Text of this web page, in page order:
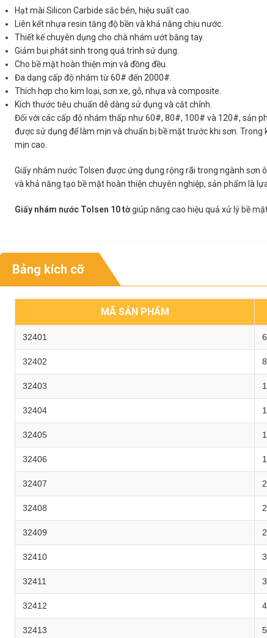
Hạt mài Silicon Carbide sắc bén, hiệu suất cao.
Liên kết nhựa resin tăng độ bền và khả năng chịu nước.
Thiết kế chuyên dụng cho chà nhám ướt bằng tay.
Giảm bụi phát sinh trong quá trình sử dụng.
Cho bề mặt hoàn thiện mịn và đồng đều.
Đa dạng cấp độ nhám từ 60# đến 2000#.
Thích hợp cho kim loại, sơn xe, gỗ, nhựa và composite.
Kích thước tiêu chuẩn dễ dàng sử dụng và cắt chỉnh.
Đối với các cấp độ nhám thấp như 60#, 80#, 100# và 120#, sản
được sử dụng để làm mịn và chuẩn bị bề mặt trước khi sơn.
mịn cao.
Giấy nhám nước Tolsen được ứng dụng rộng rãi trong ngành sơn
và khả năng tạo bề mặt hoàn thiện chuyên nghiệp, sản phẩm là
Giấy nhám nước Tolsen 10 tờgiúp nâng cao hiệu quả xử lý bề
Bảng kích cỡ
MÃ SẢN PHẨM
32401
32402
32403
32404
32405
32406
32407
32408
32409
32410
32411
32412
32413